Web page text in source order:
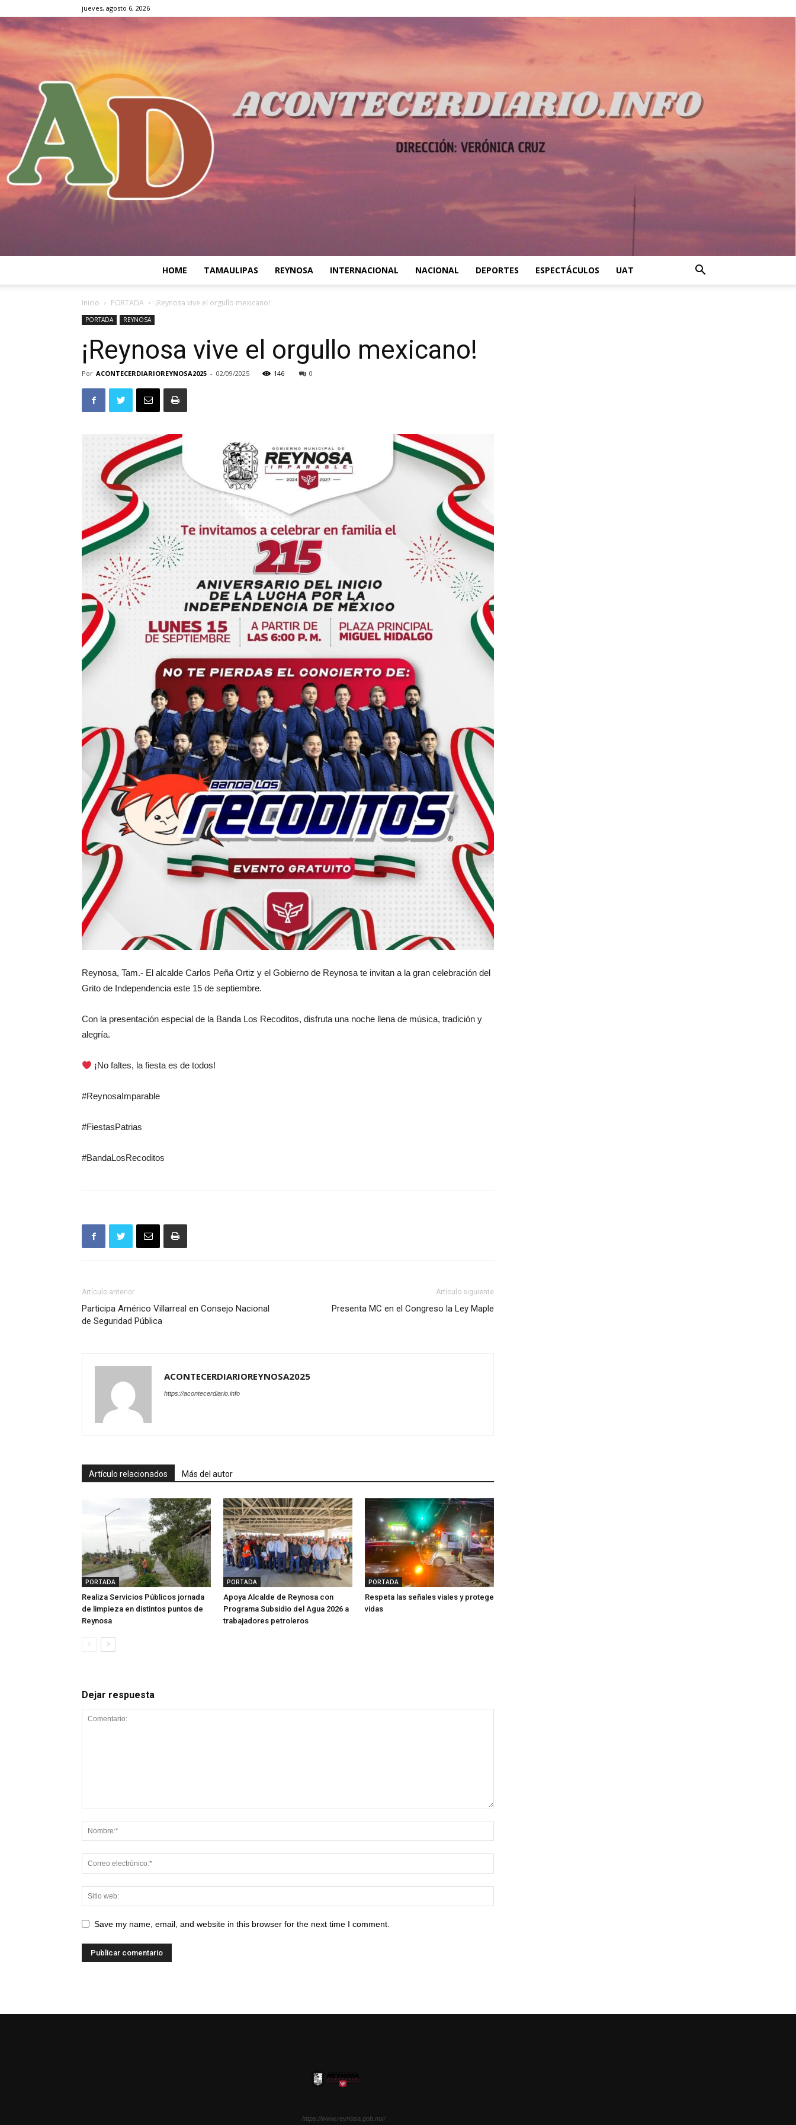
jueves, agosto 6, 2026
HOME TAMAULIPAS REYNOSA INTERNACIONAL NACIONAL DEPORTES ESPECTÁCULOS UAT
Inicio PORTADA ¡Reynosa vive el orgullo mexicano!
PORTADA REYNOSA
¡Reynosa vive el orgullo mexicano!
Por ACONTECERDIARIOREYNOSA2025 - 02/09/2025 146 0
Reynosa, Tam.- El alcalde Carlos Peña Ortiz y el Gobierno de Reynosa te invitan a la gran celebración del
Grito de Independencia este 15 de septiembre.
Con la presentación especial de la Banda Los Recoditos, disfruta una noche llena de música, tradición y
alegría.
¡No faltes, la fiesta es de todos!
#ReynosaImparable
#FiestasPatrias
#BandaLosRecoditos
Artículo anterior
Participa Américo Villarreal en Consejo Nacional
de Seguridad Pública
Artículo siguiente
Presenta MC en el Congreso la Ley Maple
ACONTECERDIARIOREYNOSA2025
https://acontecerdiario.info
Artículo relacionados Más del autor
PORTADA
Realiza Servicios Públicos jornada
de limpieza en distintos puntos de
Reynosa
PORTADA
Apoya Alcalde de Reynosa con
Programa Subsidio del Agua 2026 a
trabajadores petroleros
PORTADA
Respeta las señales viales y protege
vidas
Dejar respuesta
Save my name, email, and website in this browser for the next time I comment.
https://www.reynosa.gob.mx/